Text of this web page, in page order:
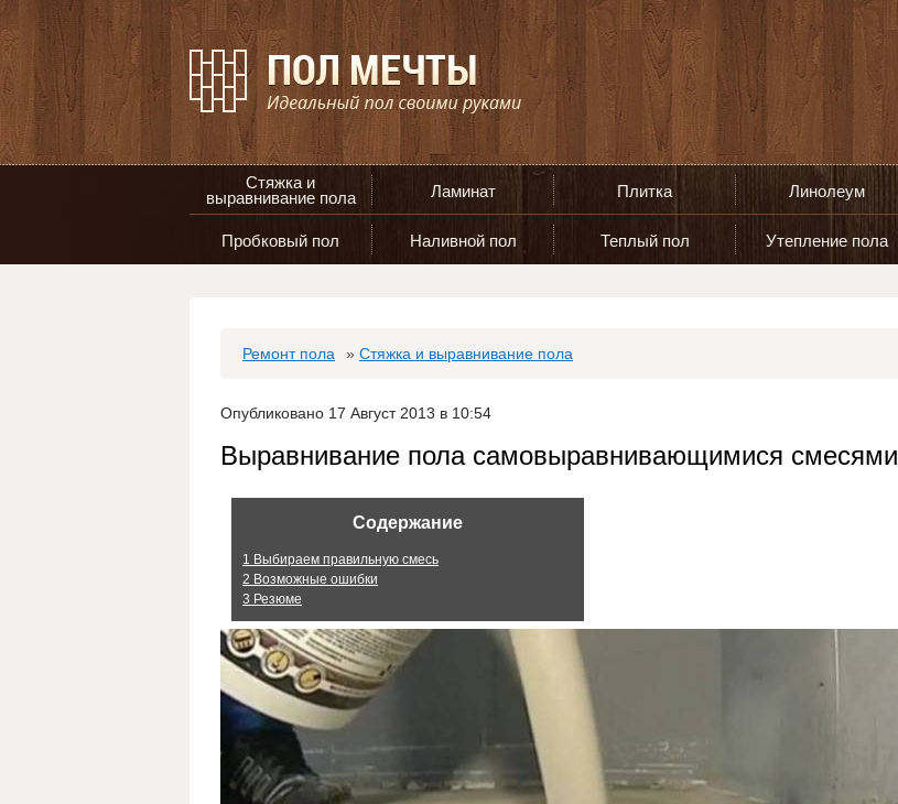
Стяжка и
выравнивание пола
Ламинат Плитка Линолеум
Пробковый пол Наливной пол Теплый пол Утепление пола
Ремонт пола » Стяжка и выравнивание пола
Опубликовано 17 Август 2013 в 10:54
Выравнивание пола самовыравнивающимися смесями
Содержание
1 Выбираем правильную смесь
2 Возможные ошибки
3 Резюме